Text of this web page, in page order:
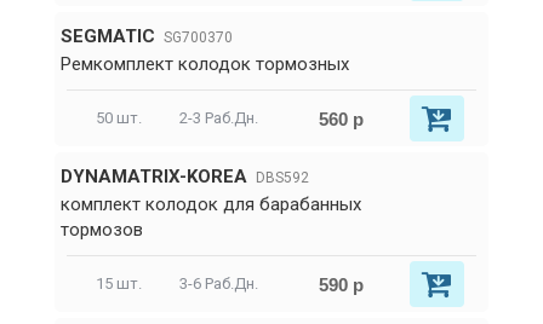
SEGMATIC SG700370
Ремкомплект колодок тормозных
50 шт. 2-3 Раб.Дн. 560 р
DYNAMATRIX-KOREA DBS592
комплект колодок для барабанных
тормозов
15 шт. 3-6 Раб.Дн. 590 р